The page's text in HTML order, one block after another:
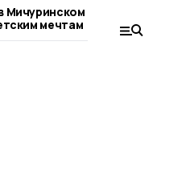
Мичуринском
мечтам